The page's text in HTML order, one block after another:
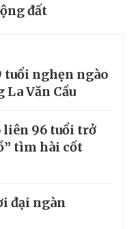
đất
tuổi nghẹn ngào
Văn Cầu
liên 96 tuổi trở
tìm hài cốt
đại ngàn